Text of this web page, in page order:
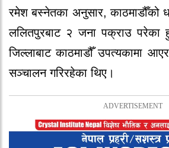
रमेश बस्नेतका अनुसार, काठमाडौँको
ललितपुरबाट २ जना पक्राउ परेका
जिल्लाबाट काठमाडौँ उपत्यकामा
सञ्चालन गरिरहेका थिए।